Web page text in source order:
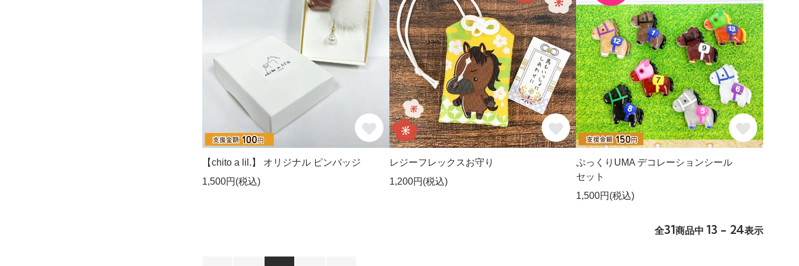
【chito a lil.】 オリジナル ピンバッジ
1,500円(税込)
レジーフレックスお守り
1,200円(税込)
ぷっくりUMA デコレーションシール
セット
1,500円(税込)
全31商品中 13 - 24表示